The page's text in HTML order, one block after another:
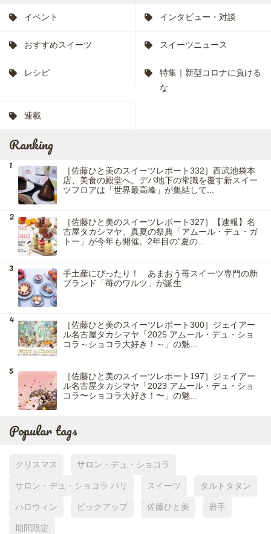
イベント インタビュー・対談
おすすめスイーツ スイーツニュース
レシピ
特集｜新型コロナに負ける
な
連載
Ranking
［佐藤ひと美のスイーツレポート332］西武池袋本
店、美食の殿堂へ。デパ地下の常識を覆す新スイー
ツフロアは「世界最高峰」が集結して...
［佐藤ひと美のスイーツレポート327］【速報】名
古屋タカシマヤ、真夏の祭典「アムール・デュ・ガ
トー」が今年も開催。2年目の“夏の...
手土産にぴったり！ あまおう苺スイーツ専門の新
ブランド「苺のワルツ」が誕生
［佐藤ひと美のスイーツレポート300］ジェイアー
ル名古屋タカシマヤ「2025 アムール・デュ・ショ
コラ～ショコラ大好き！～」の魅...
［佐藤ひと美のスイーツレポート197］ジェイアー
ル名古屋タカシマヤ「2023 アムール・デュ・ショ
コラ〜ショコラ大好き！〜」の魅...
Popular tags
クリスマス サロン・デュ・ショコラ
サロン・デュ・ショコラ パリ スイーツ タルトタタン
ハロウィン ピックアップ 佐藤ひと美 岩手
期間限定